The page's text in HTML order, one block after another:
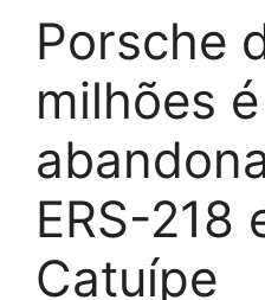
Porsche
milhões é
ERS-218
Catuípe